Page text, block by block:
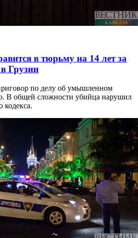
в тюрьму на 14 лет за
Грузии
по делу об умышленном
В общей сложности убийца нарушил
кодекса.